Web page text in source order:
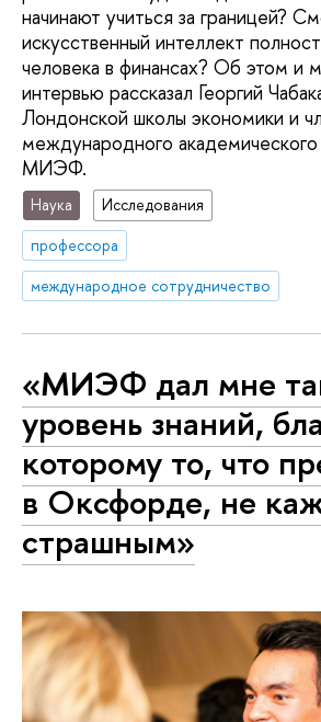
начинают учиться за границей?
искусственный интеллект
человека в финансах? Об этом и
интервью рассказал Георгий
Лондонской школы экономики и
международного
МИЭФ.
Наука
Исследования
профессора
международное сотрудничество
«МИЭФ дал мне
уровень знаний,
которому то, что
в Оксфорде, не
страшным»